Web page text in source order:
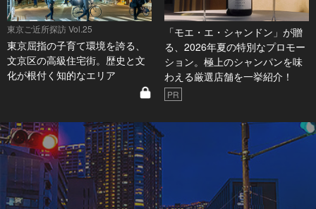
東京ご近所探訪 Vol.25
東京屈指の子育て環境を誇る、
文京区の高級住宅街。歴史と文
化が根付く知的なエリア
「モエ・エ・シャンドン」が贈
る、2026年夏の特別なプロモー
ション。極上のシャンパンを味
わえる厳選店舗を一挙紹介！
PR